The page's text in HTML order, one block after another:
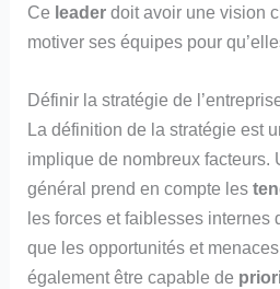
Ce leader doit avoir une vision
motiver ses équipes pour
Définir la stratégie de
La définition de la stratégie est
implique de nombreux facteurs.
général prend en compte les
les forces et faiblesses internes
que les opportunités et
également être capable de